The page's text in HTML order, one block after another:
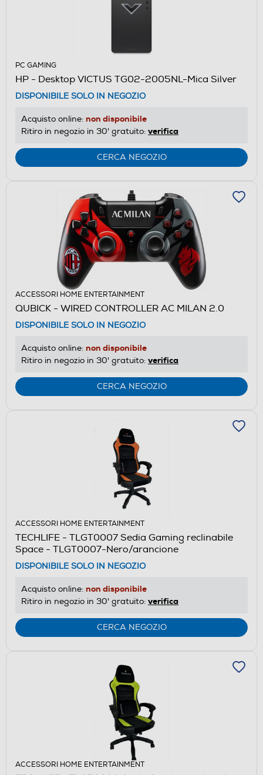
PC GAMING
HP - Desktop VICTUS TG02-2005NL-Mica Silver
DISPONIBILE SOLO IN NEGOZIO
Acquisto online: non disponibile
Ritiro in negozio in 30' gratuito: verifica
CERCA NEGOZIO
ACCESSORI HOME ENTERTAINMENT
QUBICK - WIRED CONTROLLER AC MILAN 2.0
DISPONIBILE SOLO IN NEGOZIO
Acquisto online: non disponibile
Ritiro in negozio in 30' gratuito: verifica
CERCA NEGOZIO
ACCESSORI HOME ENTERTAINMENT
TECHLIFE - TLGT0007 Sedia Gaming reclinabile
Space - TLGT0007-Nero/arancione
DISPONIBILE SOLO IN NEGOZIO
Acquisto online: non disponibile
Ritiro in negozio in 30' gratuito: verifica
CERCA NEGOZIO
ACCESSORI HOME ENTERTAINMENT